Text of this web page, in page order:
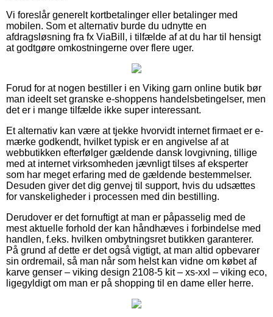
Vi foreslår generelt kortbetalinger eller betalinger med
mobilen. Som et alternativ burde du udnytte en
afdragsløsning fra fx ViaBill, i tilfælde af at du har til hensigt
at godtgøre omkostningerne over flere uger.
Forud for at nogen bestiller i en Viking garn online butik bør
man ideelt set granske e-shoppens handelsbetingelser, men
det er i mange tilfælde ikke super interessant.
Et alternativ kan være at tjekke hvorvidt internet firmaet er e-
mærke godkendt, hvilket typisk er en angivelse af at
webbutikken efterfølger gældende dansk lovgivning, tillige
med at internet virksomheden jævnligt tilses af eksperter
som har meget erfaring med de gældende bestemmelser.
Desuden giver det dig genvej til support, hvis du udsættes
for vanskeligheder i processen med din bestilling.
Derudover er det fornuftigt at man er påpasselig med de
mest aktuelle forhold der kan håndhæves i forbindelse med
handlen, f.eks. hvilken ombytningsret butikken garanterer.
På grund af dette er det også vigtigt, at man altid opbevarer
sin ordremail, så man når som helst kan vidne om købet af
karve genser – viking design 2108-5 kit – xs-xxl – viking eco,
ligegyldigt om man er på shopping til en dame eller herre.